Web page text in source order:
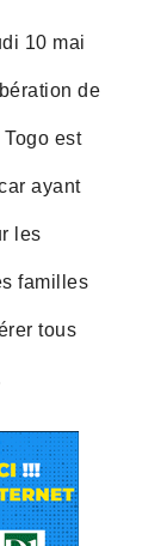
10 mai
de
est
ayant
les
familles
tous